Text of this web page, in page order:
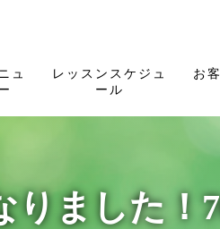
ュ
レッスンスケジュ
ール
お
ました！